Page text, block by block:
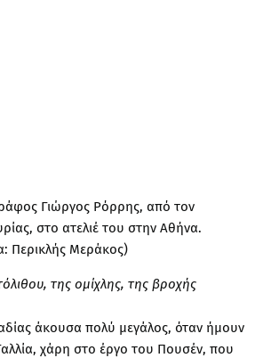
Γιώργος Ρόρρης, από τον
στο ατελιέ του στην Αθήνα.
Περικλής Μεράκος)
της ομίχλης, της βροχής
άκουσα πολύ μεγάλος, όταν ήμουν
χάρη στο έργο του Πουσέν, που